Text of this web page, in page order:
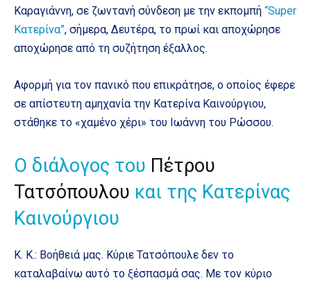
Καραγιάννη, σε ζωντανή σύνδεση με την εκπομπή “Super
Κατερίνα”, σήμερα, Δευτέρα, το πρωί και αποχώρησε
αποχώρησε από τη συζήτηση έξαλλος.
Αφορμή για τον πανικό που επικράτησε, ο οποίος έφερε
σε απίστευτη αμηχανία την Κατερίνα Καινούργιου,
στάθηκε το «χαμένο χέρι» του Ιωάννη του Ρώσσου.
Ο διάλογος του Πέτρου
Τατσόπουλου και της Κατερίνας
Καινούργιου
Κ. Κ.: Βοήθειά μας. Κύριε Τατσόπουλε δεν το
καταλαβαίνω αυτό το ξέσπασμά σας. Με τον κύριο